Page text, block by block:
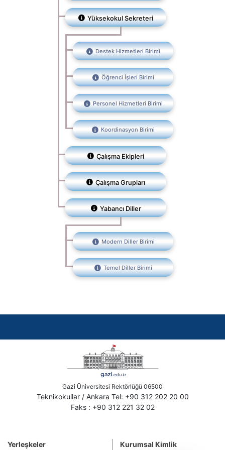
Yüksekokul Sekreteri
Destek Hizmetleri Birimi
Öğrenci İşleri Birimi
Personel Hizmetleri Birimi
Koordinasyon Birimi
Çalışma Ekipleri
Çalışma Grupları
Yabancı Diller
Modern Diller Birimi
Temel Diller Birimi
Gazi Üniversitesi Rektörlüğü 06500
Teknikokullar / Ankara Tel: +90 312 202 20 00
Faks : +90 312 221 32 02
Yerleşkeler Kurumsal Kimlik